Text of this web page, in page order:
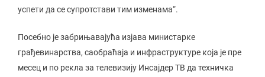
успети да се супротстави тим изменама“.
Посебно је забрињавајућа изјава министарке
грађевинарства, саобраћаја и инфраструктуре која је пре
месец и по рекла за телевизију Инсајдер ТВ да техничка